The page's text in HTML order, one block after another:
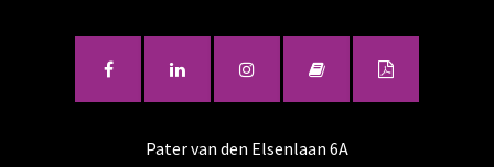
Pater van den Elsenlaan 6A